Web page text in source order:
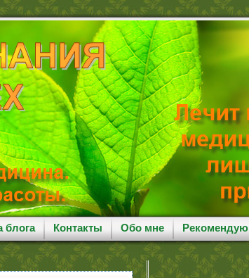
блога Контакты Обо мне Рекомендую